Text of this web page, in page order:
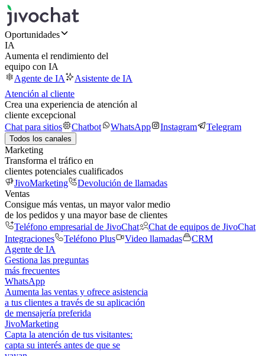
Oportunidades
IA
Aumenta el rendimiento del
equipo con IA
Agente de IA
Asistente de IA
Atención al cliente
Crea una experiencia de atención al
cliente excepcional
Chat para sitios
Chatbot WhatsApp Instagram Telegram
Todos los canales
Marketing
Transforma el tráfico en
clientes potenciales cualificados
JivoMarketing
Devolución de llamadas
Ventas
Consigue más ventas, un mayor valor medio
de los pedidos y una mayor base de clientes
Teléfono empresarial de JivoChat
Chat de equipos de JivoChat
Integraciones
Teléfono Plus Video llamadas
CRM
Agente de IA
Gestiona las preguntas
más frecuentes
WhatsApp
Aumenta las ventas y ofrece asistencia
a tus clientes a través de su aplicación
de mensajería preferida
JivoMarketing
Capta la atención de tus visitantes:
capta su interés antes de que se